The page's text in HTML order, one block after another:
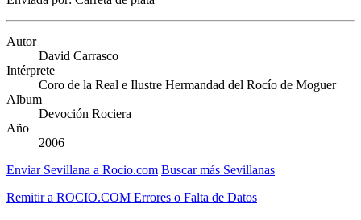
Autor
David Carrasco
Intérprete
Coro de la Real e Ilustre Hermandad del Rocío de Moguer
Album
Devoción Rociera
Año
2006
Enviar Sevillana a Rocio.com Buscar más Sevillanas
Remitir a ROCIO.COM Errores o Falta de Datos